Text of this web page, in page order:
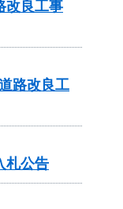
改良工事
路改良工
札公告